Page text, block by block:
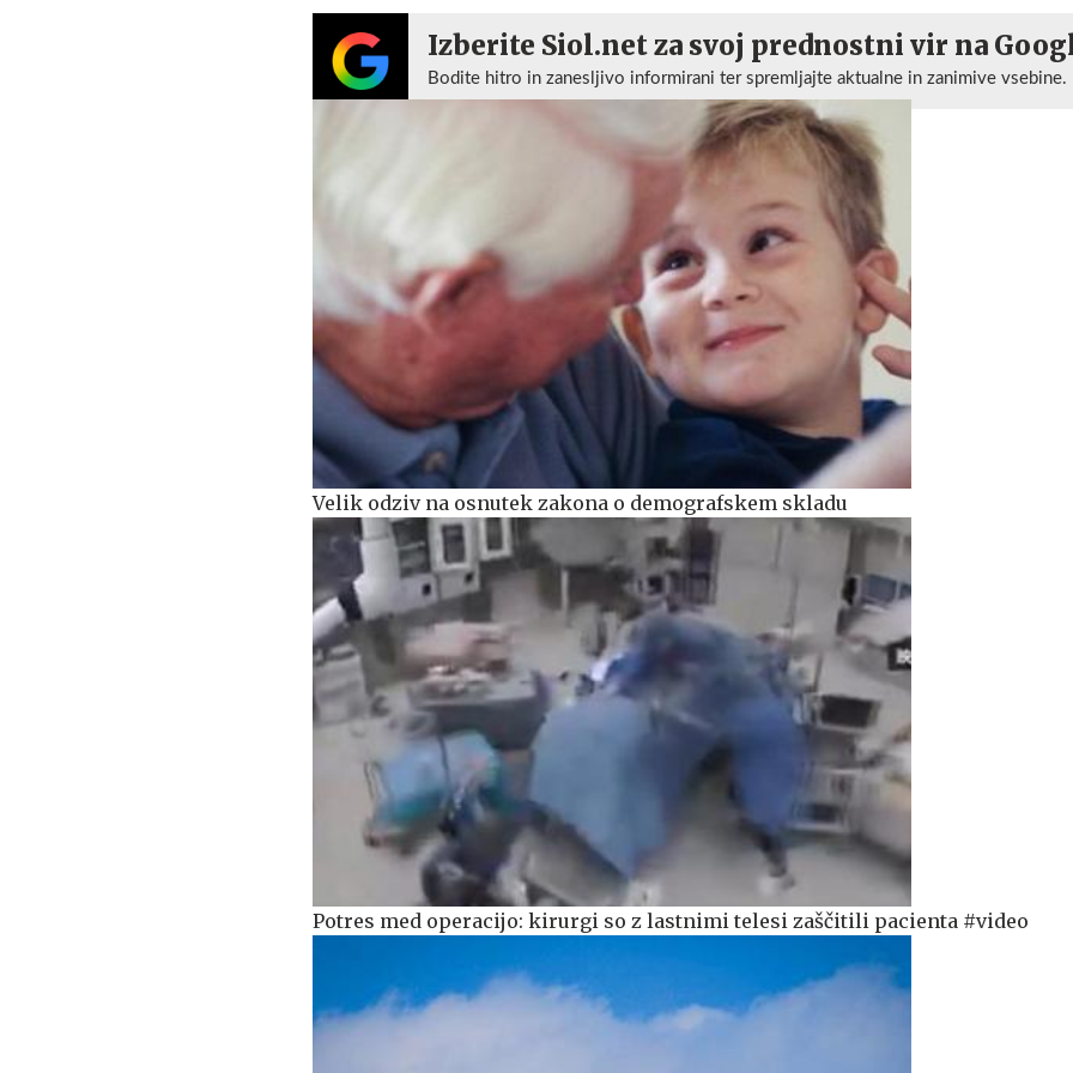
Izberite Siol.net za svoj prednostni vir na
Bodite hitro in zanesljivo informirani ter spremljajte aktualne in zanimive vsebine.
Velik odziv na osnutek zakona o demografskem skladu
Potres med operacijo: kirurgi so z lastnimi telesi zaščitili pacienta #video